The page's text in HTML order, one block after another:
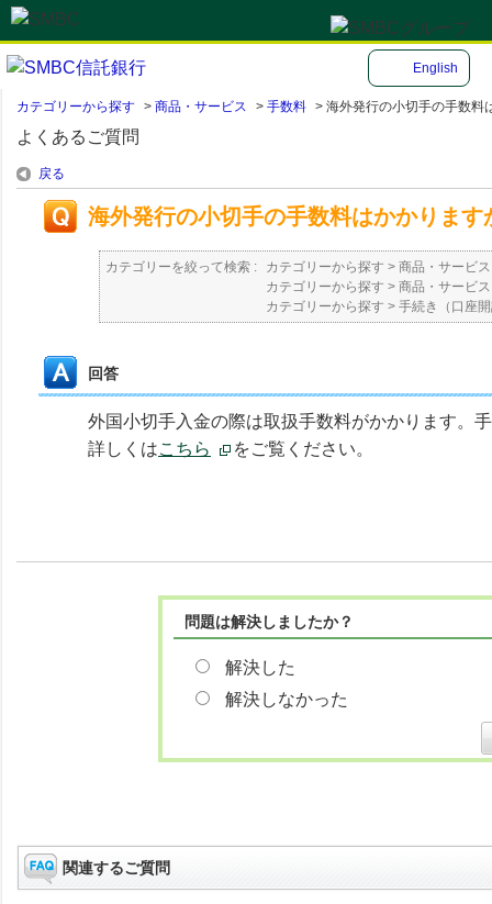
English
カテゴリーから探す > 商品・サービス > 手数料 > 海外発行の小切手の手数料
よくあるご質問
戻る
海外発行の小切手の手数料はかかります
カテゴリーを絞って検索 : カテゴリーから探す > 商品・サービス
カテゴリーから探す > 商品・サービス
カテゴリーから探す > 手続き（口座
回答
外国小切手入金の際は取扱手数料がかかります。
詳しくはこちら をご覧ください。
問題は解決しましたか？
解決した
解決しなかった
関連するご質問